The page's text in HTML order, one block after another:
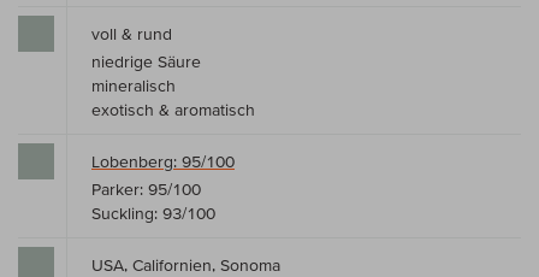
voll & rund
niedrige Säure
mineralisch
exotisch & aromatisch
Lobenberg: 95/100
Parker: 95/100
Suckling: 93/100
USA, Californien, Sonoma